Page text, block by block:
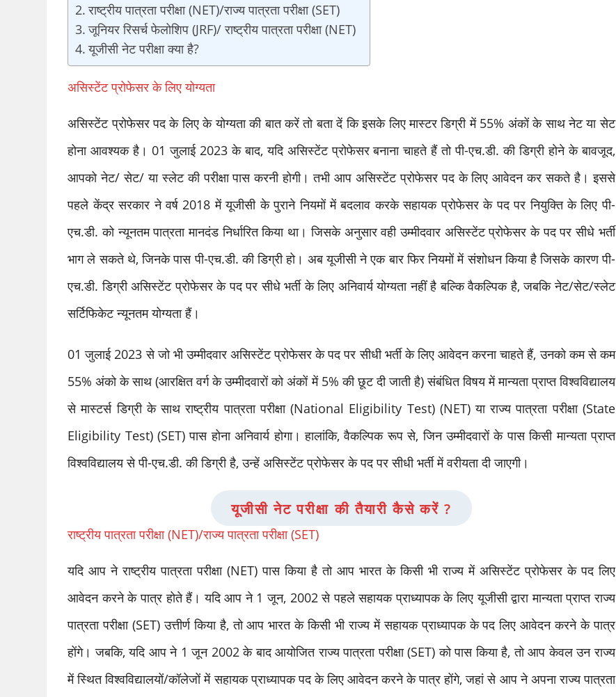
राष्ट्रीय पात्रता परीक्षा (NET)/राज्य पात्रता परीक्षा (SET)
जूनियर रिसर्च फेलोशिप (JRF)/ राष्ट्रीय पात्रता परीक्षा (NET)
यूजीसी नेट परीक्षा क्या है?
असिस्टेंट प्रोफेसर के लिए योग्यता
असिस्टेंट प्रोफेसर पद के लिए के योग्यता की बात करें तो बता दें कि इसके लिए मास्टर डिग्री में 55% अंकों के साथ नेट या सेट
होना आवश्यक है। 01 जुलाई 2023 के बाद, यदि असिस्टेंट प्रोफेसर बनाना चाहते हैं तो पी-एच.डी. की डिग्री होने के बावजूद,
आपको नेट/ सेट/ या स्लेट की परीक्षा पास करनी होगी। तभी आप असिस्टेंट प्रोफेसर पद के लिए आवेदन कर सकते है। इससे
पहले केंद्र सरकार ने वर्ष 2018 में यूजीसी के पुराने नियमों में बदलाव करके सहायक प्रोफेसर के पद पर नियुक्ति के लिए पी-
एच.डी. को न्यूनतम पात्रता मानदंड निर्धारित किया था। जिसके अनुसार वही उम्मीदवार असिस्टेंट प्रोफेसर के पद पर सीधे भर्ती
भाग ले सकते थे, जिनके पास पी-एच.डी. की डिग्री हो। अब यूजीसी ने एक बार फिर नियमों में संशोधन किया है जिसके कारण पी-
एच.डी. डिग्री असिस्टेंट प्रोफेसर के पद पर सीधे भर्ती के लिए अनिवार्य योग्यता नहीं है बल्कि वैकल्पिक है, जबकि नेट/सेट/स्लेट
सर्टिफिकेट न्यूनतम योग्यता हैं।
01 जुलाई 2023 से जो भी उम्मीदवार असिस्टेंट प्रोफेसर के पद पर सीधी भर्ती के लिए आवेदन करना चाहते हैं, उनको कम से कम
55% अंको के साथ (आरक्षित वर्ग के उम्मीदवारों को अंकों में 5% की छूट दी जाती है) संबंधित विषय में मान्यता प्राप्त विश्वविद्यालय
से मास्टर्स डिग्री के साथ राष्ट्रीय पात्रता परीक्षा (National Eligibility Test) (NET) या राज्य पात्रता परीक्षा (State
Eligibility Test) (SET) पास होना अनिवार्य होगा। हालांकि, वैकल्पिक रूप से, जिन उम्मीदवारों के पास किसी मान्यता प्राप्त
विश्वविद्यालय से पी-एच.डी. की डिग्री है, उन्हें असिस्टेंट प्रोफेसर के पद पर सीधी भर्ती में वरीयता दी जाएगी।
यूजीसी नेट परीक्षा की तैयारी कैसे करें ?
राष्ट्रीय पात्रता परीक्षा (NET)/राज्य पात्रता परीक्षा (SET)
यदि आप ने राष्ट्रीय पात्रता परीक्षा (NET) पास किया है तो आप भारत के किसी भी राज्य में असिस्टेंट प्रोफेसर के पद लिए
आवेदन करने के पात्र होते हैं। यदि आप ने 1 जून, 2002 से पहले सहायक प्राध्यापक के लिए यूजीसी द्वारा मान्यता प्राप्त राज्य
पात्रता परीक्षा (SET) उत्तीर्ण किया है, तो आप भारत के किसी भी राज्य में सहायक प्राध्यापक के पद लिए आवेदन करने के पात्र
होंगे। जबकि, यदि आप ने 1 जून 2002 के बाद आयोजित राज्य पात्रता परीक्षा (SET) को पास किया है, तो आप केवल उन राज्य
में स्थित विश्वविद्यालयों/कॉलेजों में सहायक प्राध्यापक पद के लिए आवेदन करने के पात्र होंगे, जहां से आप ने अपना राज्य पात्रता